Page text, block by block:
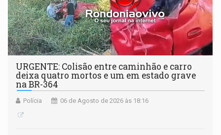
URGENTE: Colisão entre caminhão e carro
deixa quatro mortos e um em estado grave
na BR-364
Polícia 06 de Agosto de 2026 às 18:16